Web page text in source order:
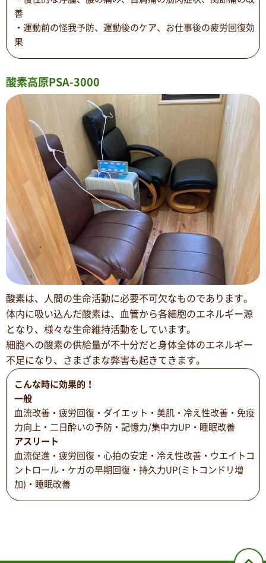
善
・運動前の怪我予防、運動後のケア、お仕事後の疲労回復効
果
酸素高原PSA-3000
酸素は、人間の生命活動に必要不可欠なものであります。
体内に吸い込んだ酸素は、血管から各細胞のエネルギー源
となり、様々な生命維持活動をしています。
細胞への酸素の供給量が不十分だと身体全体のエネルギー
不足になり、さまざまな弊害も起きてきます。
こんな時に効果的！
一般
血流改善・疲労回復・ダイエット・美肌・冷え性改善・免疫
力向上・二日酔いの予防・記憶力/集中力UP・睡眠改善
アスリート
血流促進・疲労回復・心拍の安定・冷え性改善・ウエイトコ
ントロール・ケガの早期回復・持久力UP(ミトコンドリ増
加)・睡眠改善